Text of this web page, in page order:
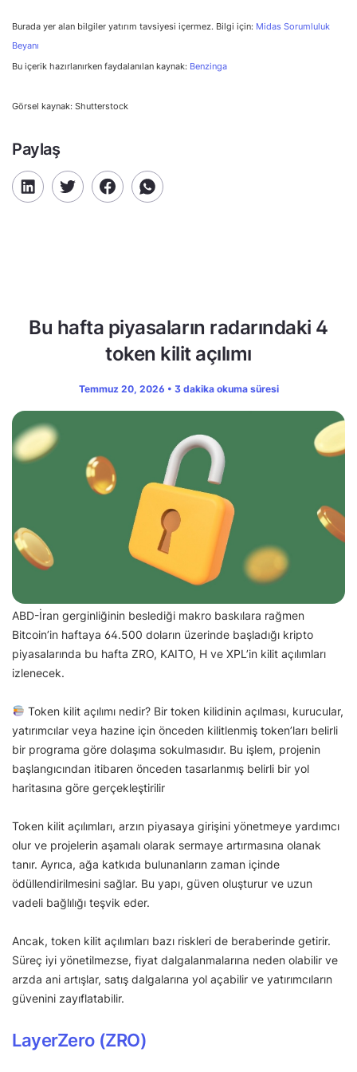
Burada yer alan bilgiler yatırım tavsiyesi içermez. Bilgi için: Midas Sorumluluk
Beyanı
Bu içerik hazırlanırken faydalanılan kaynak: Benzinga
Görsel kaynak: Shutterstock
Paylaş
Bu hafta piyasaların radarındaki 4
token kilit açılımı
Temmuz 20, 2026 • 3 dakika okuma süresi
ABD-İran gerginliğinin beslediği makro baskılara rağmen
Bitcoin’in haftaya 64.500 doların üzerinde başladığı kripto
piyasalarında bu hafta ZRO, KAITO, H ve XPL’in kilit açılımları
izlenecek.
Token kilit açılımı nedir? Bir token kilidinin açılması, kurucular,
yatırımcılar veya hazine için önceden kilitlenmiş token’ları belirli
bir programa göre dolaşıma sokulmasıdır. Bu işlem, projenin
başlangıcından itibaren önceden tasarlanmış belirli bir yol
haritasına göre gerçekleştirilir
Token kilit açılımları, arzın piyasaya girişini yönetmeye yardımcı
olur ve projelerin aşamalı olarak sermaye artırmasına olanak
tanır. Ayrıca, ağa katkıda bulunanların zaman içinde
ödüllendirilmesini sağlar. Bu yapı, güven oluşturur ve uzun
vadeli bağlılığı teşvik eder.
Ancak, token kilit açılımları bazı riskleri de beraberinde getirir.
Süreç iyi yönetilmezse, fiyat dalgalanmalarına neden olabilir ve
arzda ani artışlar, satış dalgalarına yol açabilir ve yatırımcıların
güvenini zayıflatabilir.
LayerZero (ZRO)